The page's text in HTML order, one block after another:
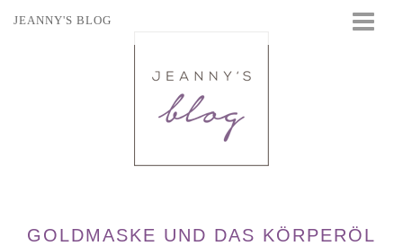
JEANNY'S BLOG
GOLDMASKE UND DAS KÖRPERÖL